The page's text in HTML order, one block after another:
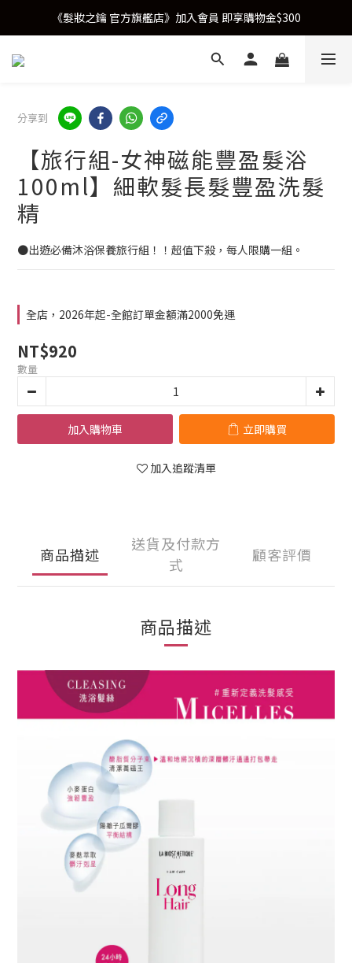
《髮妝之鑰 官方旗艦店》加入會員 即享購物金$300
分享到
【旅行組-女神磁能豐盈髮浴
100ml】細軟髮長髮豐盈洗髮
精
●出遊必備沐浴保養旅行組！！超值下殺，每人限購一組。
全店，2026年起-全館訂單金額滿2000免運
NT$920
數量
加入購物車 立即購買
加入追蹤清單
商品描述
送貨及付款方
式
顧客評價
商品描述